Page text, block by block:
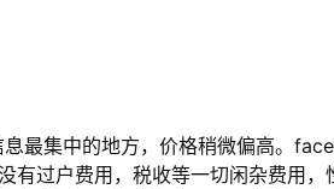
集中的地方，价格稍微偏高。
过户费用，税收等一切闲杂费用，